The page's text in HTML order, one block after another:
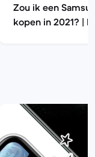
Zou ik een
kopen in 2021? |